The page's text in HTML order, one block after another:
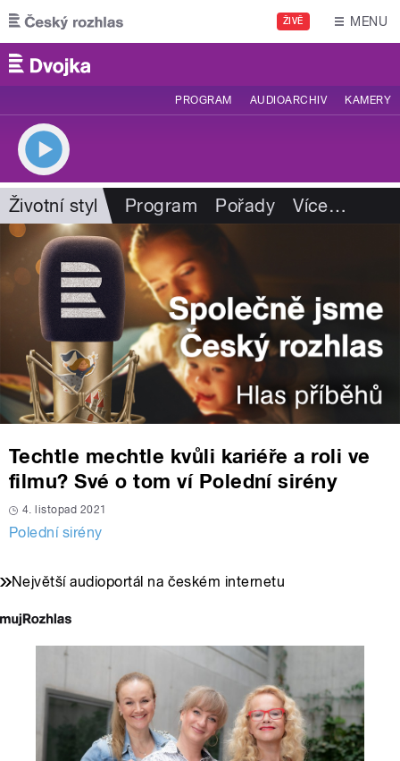
Přejít k hlavnímu obsahu
ŽIVĚ MENU
PROGRAM AUDIOARCHIV KAMERY
Životní styl Program Pořady Více…
Techtle mechtle kvůli kariéře a roli ve
filmu? Své o tom ví Polední sirény
4. listopad 2021
Polední sirény
Největší audioportál na českém internetu